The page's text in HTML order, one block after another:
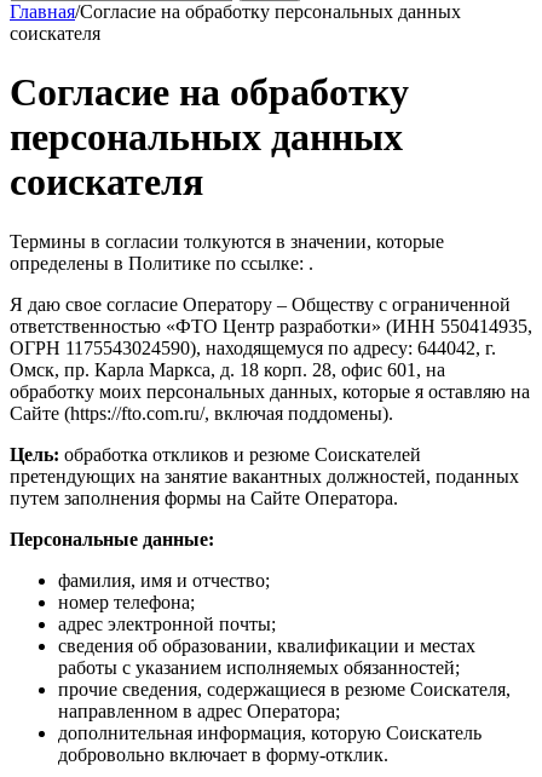
Главная/Согласие на обработку персональных данных
соискателя
Согласие на обработку
персональных данных
соискателя
Термины в согласии толкуются в значении, которые
определены в Политике по ссылке: .
Я даю свое согласие Оператору – Обществу с ограниченной
ответственностью «ФТО Центр разработки» (ИНН 550414935,
ОГРН 1175543024590), находящемуся по адресу: 644042, г.
Омск, пр. Карла Маркса, д. 18 корп. 28, офис 601, на
обработку моих персональных данных, которые я оставляю на
Сайте (https://fto.com.ru/, включая поддомены).
Цель: обработка откликов и резюме Соискателей
претендующих на занятие вакантных должностей, поданных
путем заполнения формы на Сайте Оператора.
Персональные данные:
фамилия, имя и отчество;
номер телефона;
адрес электронной почты;
сведения об образовании, квалификации и местах
работы с указанием исполняемых обязанностей;
прочие сведения, содержащиеся в резюме Соискателя,
направленном в адрес Оператора;
дополнительная информация, которую Соискатель
добровольно включает в форму-отклик.